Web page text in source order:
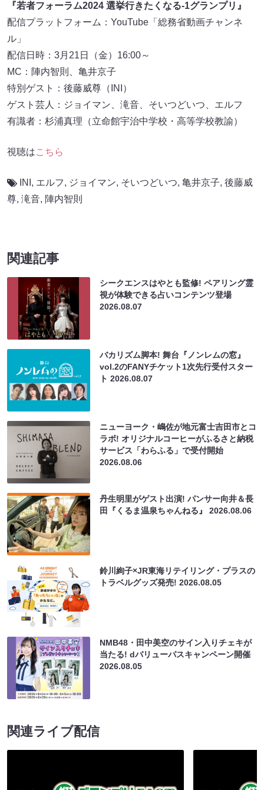
『若者フォーラム2024 選挙行きたくなる-1グランプリ』
配信プラットフォーム：YouTube「総務省動画チャンネ
ル」
配信日時：3月21日（金）16:00～
MC：陣内智則、亀井京子
特別ゲスト：後藤威尊（INI）
ゲスト芸人：ジョイマン、滝音、そいつどいつ、エルフ
有識者：杉浦真理（立命館宇治中学校・高等学校教諭）
視聴はこちら
INI , エルフ, ジョイマン, そいつどいつ, 亀井京子, 後藤威
尊, 滝音, 陣内智則
関連記事
シークエンスはやとも監修! ペアリング霊
視が体験できる占いコンテンツ登場
2026.08.07
バカリズム脚本! 舞台『ノンレムの窓』
vol.2のFANYチケット1次先行受付スター
ト2026.08.07
ニューヨーク・嶋佐が地元富士吉田市とコ
ラボ! オリジナルコーヒーがふるさと納税
サービス「わらふる」で受付開始
2026.08.06
丹生明里がゲスト出演! パンサー向井＆長
田『くるま温泉ちゃんねる』2026.08.06
鈴川絢子×JR東海リテイリング・プラスの
トラベルグッズ発売!2026.08.05
NMB48・田中美空のサイン入りチェキが
当たる! dバリューパスキャンペーン開催
2026.08.05
関連ライブ配信